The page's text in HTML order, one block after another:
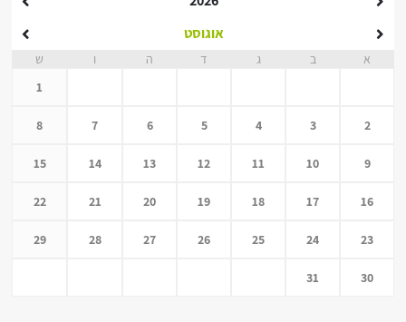
אוגוסט
א ב ג ד ה ו
ש
1
2
3
4
5
6
7
8
9
10
11
12
13
14
15
16
17
18
19
20
21
22
23
24
25
26
27
28
29
30
31